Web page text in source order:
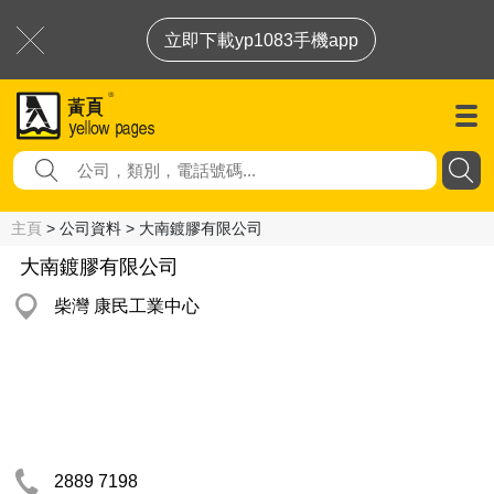
立即下載yp1083手機app
主頁 > 公司資料 > 大南鍍膠有限公司
大南鍍膠有限公司
柴灣 康民工業中心
2889 7198